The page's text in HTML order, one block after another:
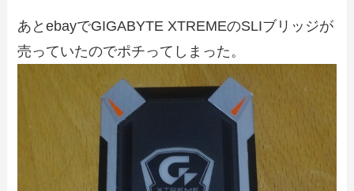
あとebayでGIGABYTE XTREMEのSLIブリッジが
売っていたのでポチってしまった。